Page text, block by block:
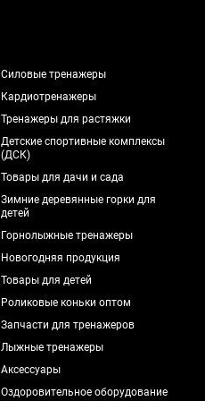
Силовые тренажеры
Кардиотренажеры
Тренажеры для растяжки
Детские спортивные комплексы
(ДСК)
Товары для дачи и сада
Зимние деревянные горки для
детей
Горнолыжные тренажеры
Новогодняя продукция
Товары для детей
Роликовые коньки оптом
Запчасти для тренажеров
Лыжные тренажеры
Аксессуары
Оздоровительное оборудование